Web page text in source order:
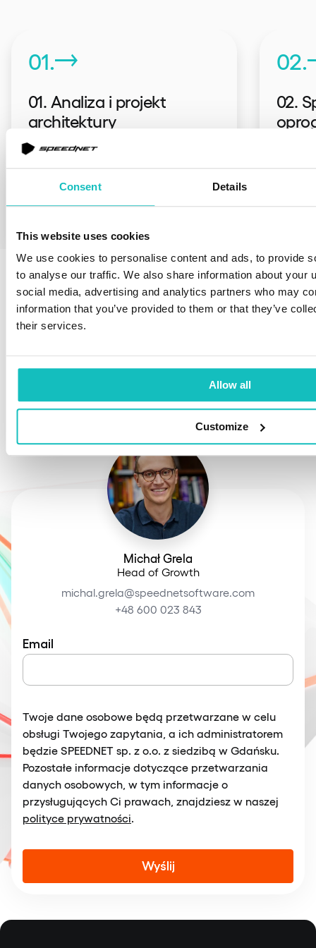
Consent Details
This website uses cookies
We use cookies to personalise content and ads, to provide
to analyse our traffic. We also share information about your
social media, advertising and analytics partners who may
information that you’ve provided to them or that they’ve
their services.
Allow all
Customize
01.
01. Analiza i projekt
architektury
Analizujemy Twoje cele, aby
zaprojektować wydajną i
bezpieczną architekturę systemu
płatności.
02.
02.
Skróć czas wdrożenia
płatności o 50% i
Porozmawiajmy o tym, jak wdrożenie
kluczowe wskaźniki Twojej firmy.
Michał Grela
Head of Growth
michal.grela@speednetsoftware.com
+48 600 023 843
Email
Twoje dane osobowe będą przetwarzane w celu
obsługi Twojego zapytania, a ich administratorem
będzie SPEEDNET sp. z o.o. z siedzibą w Gdańsku.
Pozostałe informacje dotyczące przetwarzania
danych osobowych, w tym informacje o
przysługujących Ci prawach, znajdziesz w naszej
polityce prywatności.